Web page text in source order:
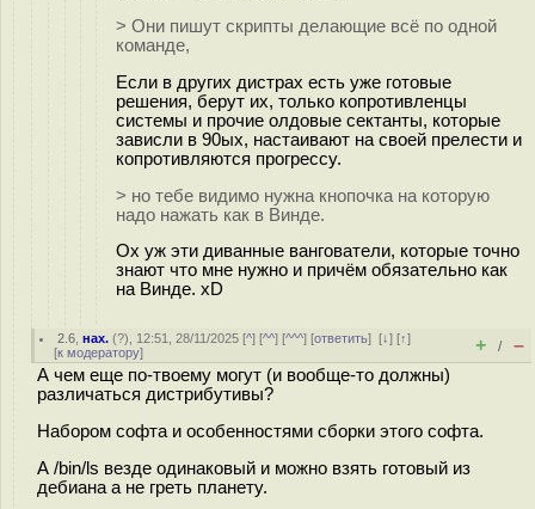
> Они пишут скрипты делающие всё по одной
команде,
Если в других дистрах есть уже готовые
решения, берут их, только копротивленцы
системы и прочие олдовые сектанты, которые
зависли в 90ых, настаивают на своей прелести и
копротивляются прогрессу.
> но тебе видимо нужна кнопочка на которую
надо нажать как в Винде.
Ох уж эти диванные вангователи, которые точно
знают что мне нужно и причём обязательно как
на Винде. xD
2.6 ,нах. (?), 12:51, 28/11/2025 [^] [^^] [^^^] [ответить][↓] [↑]
[к модератору] + / –
А чем еще по-твоему могут (и вообще-то должны)
различаться дистрибутивы?
Набором софта и особенностями сборки этого софта.
А /bin/ls везде одинаковый и можно взять готовый из
дебиана а не греть планету.